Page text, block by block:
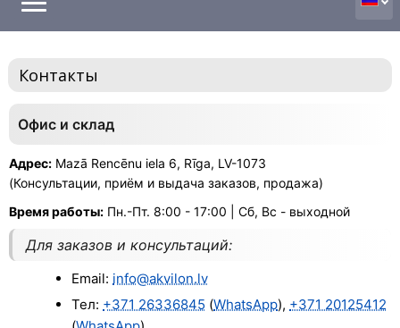
Контакты
Офис и склад
Адрес: Mazā Rencēnu iela 6, Rīga, LV-1073
(Консультации, приём и выдача заказов, продажа)
Время работы: Пн.-Пт. 8:00 - 17:00 | Сб, Вс - выходной
Для заказов и консультаций:
Email: info@akvilon.lv
Тел: +371 26336845 (WhatsApp), +371 20125412